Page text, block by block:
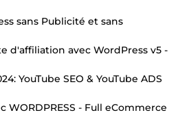
sans Publicité et sans
d'affiliation avec WordPress v5 -
YouTube SEO & YouTube ADS
- Full eCommerce